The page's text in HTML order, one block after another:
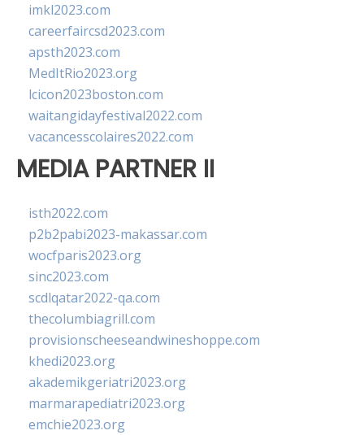
imkl2023.com
careerfaircsd2023.com
apsth2023.com
MedItRio2023.org
lcicon2023boston.com
waitangidayfestival2022.com
vacancesscolaires2022.com
MEDIA PARTNER II
isth2022.com
p2b2pabi2023-makassar.com
wocfparis2023.org
sinc2023.com
scdlqatar2022-qa.com
thecolumbiagrill.com
provisionscheeseandwineshoppe.com
khedi2023.org
akademikgeriatri2023.org
marmarapediatri2023.org
emchie2023.org